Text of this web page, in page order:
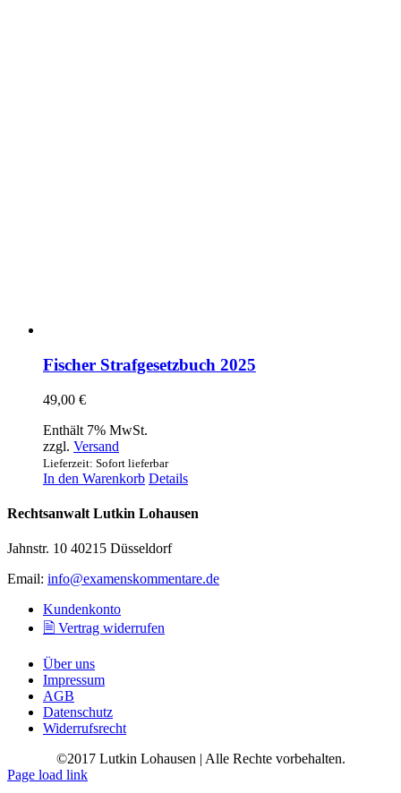
Fischer Strafgesetzbuch 2025
49,00 €
Enthält 7% MwSt.
zzgl. Versand
Lieferzeit: Sofort lieferbar
In den Warenkorb Details
Rechtsanwalt Lutkin Lohausen
Jahnstr. 10 40215 Düsseldorf
Email: info@examenskommentare.de
Kundenkonto
🗎 Vertrag widerrufen
Über uns
Impressum
AGB
Datenschutz
Widerrufsrecht
©2017 Lutkin Lohausen | Alle Rechte vorbehalten.
Page load link